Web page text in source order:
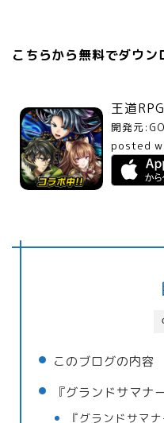
こちらから無料でダウン
王道
開発元:
posted
このブログの内容
『グランドサマナ
『グランドサマ